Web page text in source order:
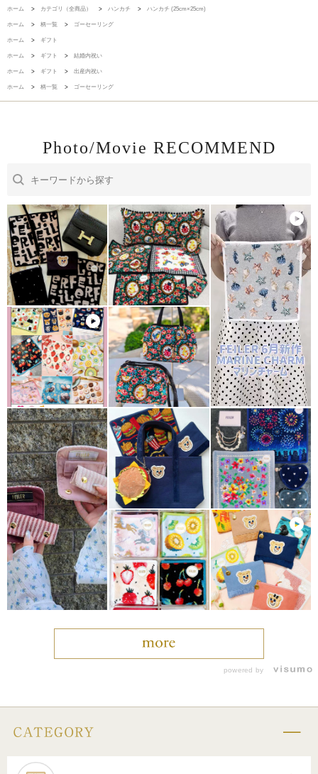
ホーム > カテゴリ（全商品） > ハンカチ > ハンカチ (25cm×25cm)
ホーム > 柄一覧 > ゴーセーリング
ホーム > ギフト
ホーム > ギフト > 結婚内祝い
ホーム > ギフト > 出産内祝い
ホーム > 柄一覧 > ゴーセーリング
Photo/Movie RECOMMEND
powered by